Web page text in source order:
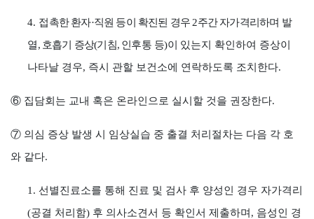
4. 접촉한 환자·직원 등이 확진된 경우 2주간 자가격리하며 발
열, 호흡기 증상(기침, 인후통 등)이
있는지 확인하여 증상이
나타날 경우, 즉시 관할 보건소에 연락하도록 조치한다.
⑥ 집담회는 교내 혹은 온라인으로 실시할 것을 권장한다.
⑦ 의심 증상 발생 시 임상실습 중 출결 처리절차는 다음 각 호
와 같다.
1. 선별진료소를 통해 진료 및 검사 후 양성인 경우 자가격리
(공결 처리함) 후 의사소견서 등 확인서 제출하며 , 음성인 경